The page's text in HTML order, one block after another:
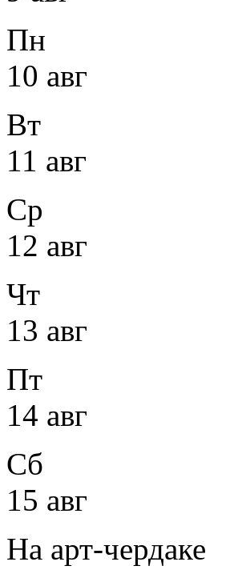
Пн
10 авг
Вт
11 авг
Ср
12 авг
Чт
13 авг
Пт
14 авг
Сб
15 авг
На арт-чердаке